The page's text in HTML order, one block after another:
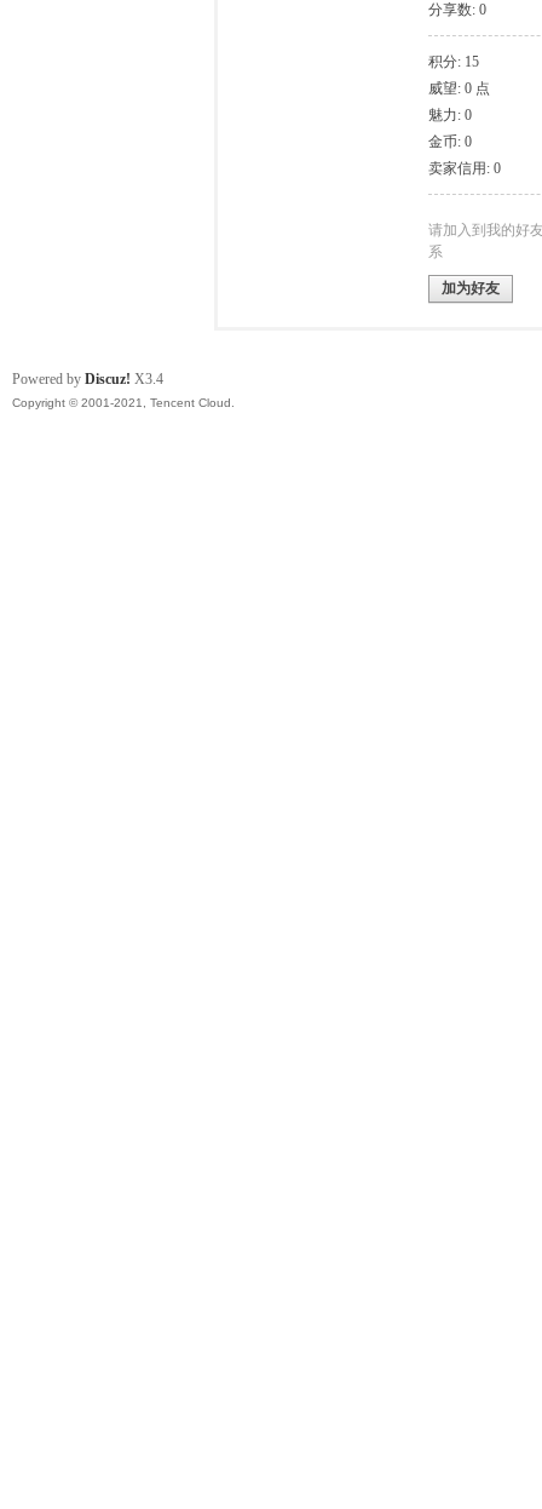
分享数: 0
积分: 15
威望: 0 点
魅力: 0
金币: 0
卖家信用: 0
请加入到我的好
系
加为好友
Powered by Discuz! X3.4
Copyright © 2001-2021, Tencent Cloud.